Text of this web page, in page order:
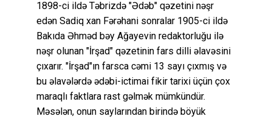
1898-ci ildə Təbrizdə "Ədəb" qəzetini nəşr
edən Sadiq xan Fərəhani sonralar 1905-ci ildə
Bakıda Əhməd bəy Ağayevin redaktorluğu ilə
nəşr olunan "İrşad" qəzetinin fars dilli əlavəsini
çıxarır. "İrşad"ın farsca cəmi 13 sayı çıxmış və
bu əlavələrdə ədəbi-ictimai fikir tarixi üçün çox
maraqlı faktlara rast gəlmək mümkündür.
Məsələn, onun saylarından birində böyük